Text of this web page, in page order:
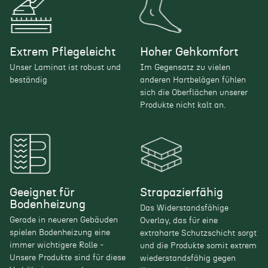
5 Jahre im Gewerbebereich gemäß Jordan
Widerstandsfähige und abriebfeste Microscratch-Protect
Oberfläche
Gegenzug aus Holzzellstoff
Komfortables Verlegesystem Pro Connect PURE
Garantie gewerblich
5 Jahre
Gewicht
7,113
Höhe
7,80 mm
Eiche
2,179 m²
Kollektionsname
833 Xplora Finesse
Länge
1261 mm
Mögliche Verlegemuster
regelmäßiger Verband
Unregelmäßiger Verband
Nachhaltigkeit
Blauer Engel
Nutzungsklasse
33
Extrem Pflegeleicht
Unser Laminat ist robust und
beständig
Hoher Gehkomfort
Im Gegensatz zu vielen
anderen Hartbelägen fühlen
sich die Oberflächen unserer
Produkte nicht kalt an.
Geeignet für
Bodenheizung
Gerade in neueren Gebäuden
spielen Bodenheizung eine
immer wichtigere Rolle -
Unsere Produkte sind für diese
Strapazierfähig
Das Widerstandsfähige
Overlay, das für eine
extraharte Schutzschicht sorgt
und die Produkte somit extrem
wiederstandsfähig gegen